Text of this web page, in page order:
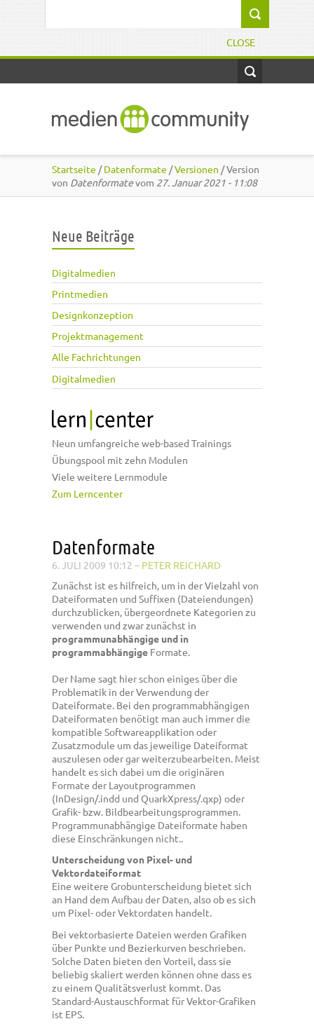
CLOSE
Startseite /Datenformate /Versionen / Version
von Datenformatevom 27. Januar 2021 - 11:08
Neue Beiträge
Digitalmedien
Printmedien
Designkonzeption
Projektmanagement
Alle Fachrichtungen
Digitalmedien
Neun umfangreiche web-based Trainings
Übungspool mit zehn Modulen
Viele weitere Lernmodule
Zum Lerncenter
Datenformate
6. JULI 2009 10:12 – PETER REICHARD
Zunächst ist es hilfreich, um in der Vielzahl von
Dateiformaten und Suffixen (Dateiendungen)
durchzublicken, übergeordnete Kategorien zu
verwenden und zwar zunächst in
programmunabhängige und in
programmabhängige Formate.
Der Name sagt hier schon einiges über die
Problematik in der Verwendung der
Dateiformate. Bei den programmabhängigen
Dateiformaten benötigt man auch immer die
kompatible Softwareapplikation oder
Zusatzmodule um das jeweilige Dateiformat
auszulesen oder gar weiterzubearbeiten. Meist
handelt es sich dabei um die originären
Formate der Layoutprogrammen
(InDesign/.indd und QuarkXpress/.qxp) oder
Grafik- bzw. Bildbearbeitungsprogrammen.
Programmunabhängige Dateiformate haben
diese Einschränkungen nicht..
Unterscheidung von Pixel- und
Vektordateiformat
Eine weitere Grobunterscheidung bietet sich
an Hand dem Aufbau der Daten, also ob es sich
um Pixel- oder Vektordaten handelt.
Bei vektorbasierte Dateien werden Grafiken
über Punkte und Bezierkurven beschrieben.
Solche Daten bieten den Vorteil, dass sie
beliebig skaliert werden können ohne dass es
zu einem Qualitätsverlust kommt. Das
Standard-Austauschformat für Vektor-Grafiken
ist EPS.